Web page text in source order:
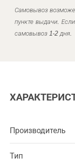
Самовывоз
пункте выдачи.
самовывоз 1-2 дня.
Производитель
Тип